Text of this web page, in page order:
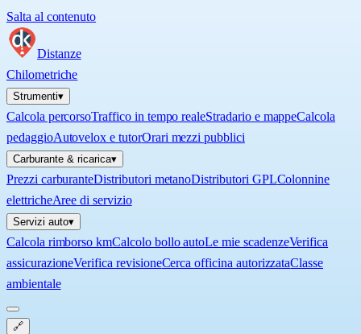
Salta al contenuto
Distanze
Chilometriche
Strumenti▾
Calcola percorsoTraffico in tempo realeStradario e mappeCalcola
pedaggioAutovelox e tutorOrari mezzi pubblici
Carburante & ricarica▾
Prezzi carburanteDistributori metanoDistributori GPLColonnine
elettricheAree di servizio
Servizi auto▾
Calcola rimborso kmCalcolo bollo autoLe mie scadenzeVerifica
assicurazioneVerifica revisioneCerca officina autorizzataClasse
ambientale
🔗